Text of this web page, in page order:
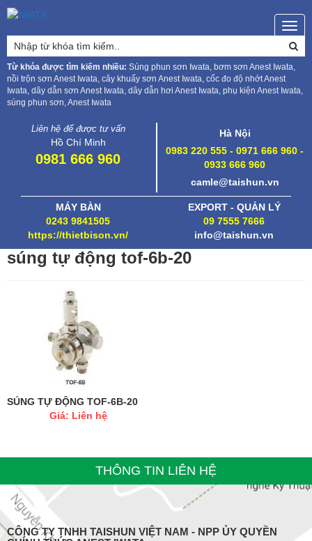
Từ khóa được tìm kiếm nhiều: Súng phun sơn Iwata, bơm sơn Anest Iwata,
nồi trộn sơn Anest Iwata, cây khuấy sơn Anest Iwata, cốc đo độ nhớt Anest
Iwata, dây dẫn sơn Anest Iwata, dây dẫn hơi Anest Iwata, phụ kiện Anest Iwata,
súng phun sơn, Anest Iwata
Liên hệ để được tư vấn
Hồ Chí Minh
0981 666 960
Hà Nội
0983 220 555 - 0971 666 960 -
0933 666 960
camle@taishun.vn
MÁY BÀN
0243 9841505
https://thietbison.vn/
EXPORT - QUẢN LÝ
09 7555 7666
info@taishun.vn
súng tự động tof-6b-20
SÚNG TỰ ĐỘNG TOF-6B-20
Giá: Liên hệ
THÔNG TIN LIÊN HỆ
CÔNG TY TNHH TAISHUN VIỆT NAM - NPP ỦY QUYỀN